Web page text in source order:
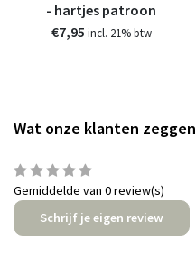
- hartjes patroon
€7,95 incl. 21% btw
Wat onze klanten zeggen
Gemiddelde van 0 review(s)
Schrijf je eigen review